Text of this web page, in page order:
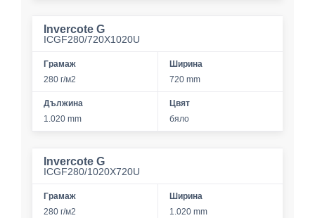
Invercote G
ICGF280/720X1020U
Грамаж
280 г/м2
Ширина
720 mm
Дължина
1.020 mm
Цвят
бяло
Invercote G
ICGF280/1020X720U
Грамаж
280 г/м2
Ширина
1.020 mm